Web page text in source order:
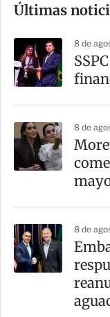
m
a
r
t
r
Últimas
8 de
8 de
8 de